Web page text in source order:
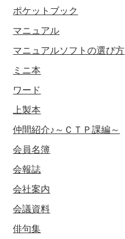
ポケットブック
マニュアル
マニュアルソフトの選び方
ミニ本
ワード
上製本
仲間紹介♪～ＣＴＰ課編～
会員名簿
会報誌
会社案内
会議資料
俳句集